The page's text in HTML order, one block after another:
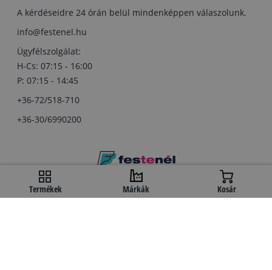
A kérdéseidre 24 órán belül mindenképpen válaszolunk.
info@festenel.hu
Ügyfélszolgálat:
H-Cs: 07:15 - 16:00
P: 07:15 - 14:45
+36-72/518-710
+36-30/6990200
Copyright © festenel.hu.
Minden jog fentartva.
Termékek Márkák Kosár